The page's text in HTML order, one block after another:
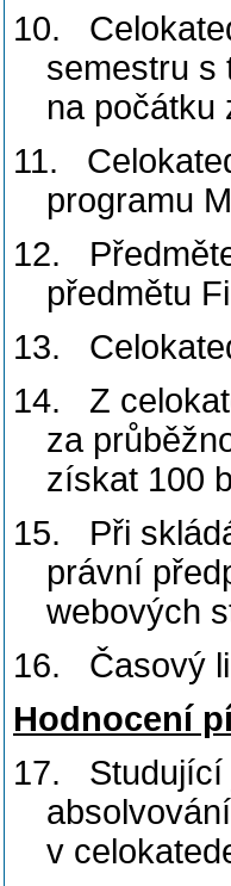
10.
semestru s
na počátku
11.
programu
12.
předmětu
13.
14.
Z
za
získat 100
15.
Při
právní
webových
16.
Časový
Hodnocení
17.
v